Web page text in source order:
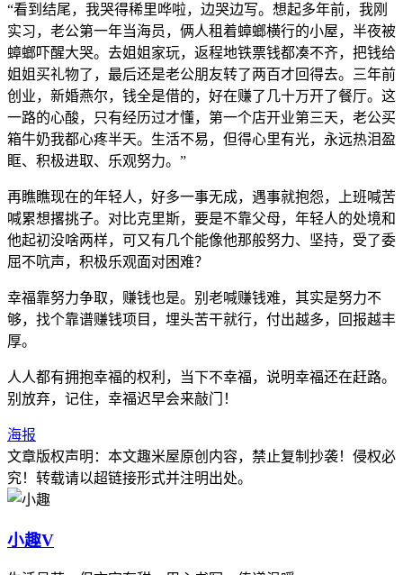
“看到结尾，我哭得稀里哗啦，边哭边写。想起多年前，我刚
实习，老公第一年当海员，俩人租着蟑螂横行的小屋，半夜被
蟑螂吓醒大哭。去姐姐家玩，返程地铁票钱都凑不齐，把钱给
姐姐买礼物了，最后还是老公朋友转了两百才回得去。三年前
创业，新婚燕尔，钱全是借的，好在赚了几十万开了餐厅。这
一路的心酸，只有经历过才懂，第一个店开业第三天，老公买
箱牛奶我都心疼半天。生活不易，但得心里有光，永远热泪盈
眶、积极进取、乐观努力。”
再瞧瞧现在的年轻人，好多一事无成，遇事就抱怨，上班喊苦
喊累想撂挑子。对比克里斯，要是不靠父母，年轻人的处境和
他起初没啥两样，可又有几个能像他那般努力、坚持，受了委
屈不吭声，积极乐观面对困难？
幸福靠努力争取，赚钱也是。别老喊赚钱难，其实是努力不
够，找个靠谱赚钱项目，埋头苦干就行，付出越多，回报越丰
厚。
人人都有拥抱幸福的权利，当下不幸福，说明幸福还在赶路。
别放弃，记住，幸福迟早会来敲门！
海报
文章版权声明：本文趣米屋原创内容，禁止复制抄袭！侵权必
究！转载请以超链接形式并注明出处。
小趣V